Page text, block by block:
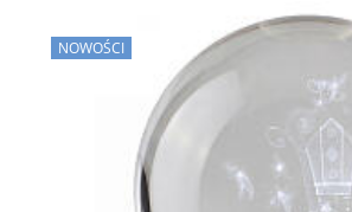
NOWOŚCI